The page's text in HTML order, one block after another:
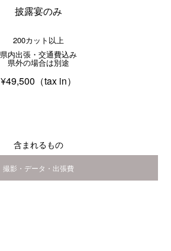
披露宴のみ
200カット以上
県内出張・交通費込み
県外の場合は別途
¥49,500（tax in）
含まれるもの
撮影・データ・出張費